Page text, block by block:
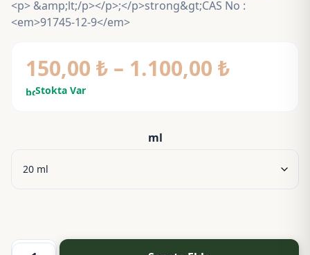
<p> &amp;lt;/p></p>;</p>strong&gt;CAS No :
<em>91745-12-9</em>
150,00 ₺ – 1.100,00 ₺Fiyat
-
boltStokta Var
ml